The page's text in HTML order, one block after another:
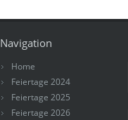
Navigation
Home
Feiertage 2024
Feiertage 2025
Feiertage 2026